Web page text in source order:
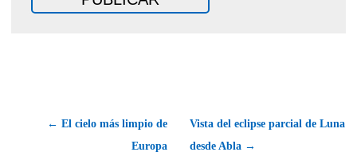
← El cielo más limpio de
Europa
Vista del eclipse parcial de Luna
desde Abla →